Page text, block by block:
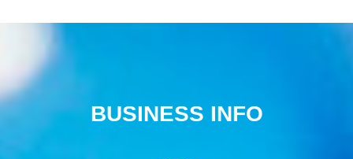
BUSINESS INFO